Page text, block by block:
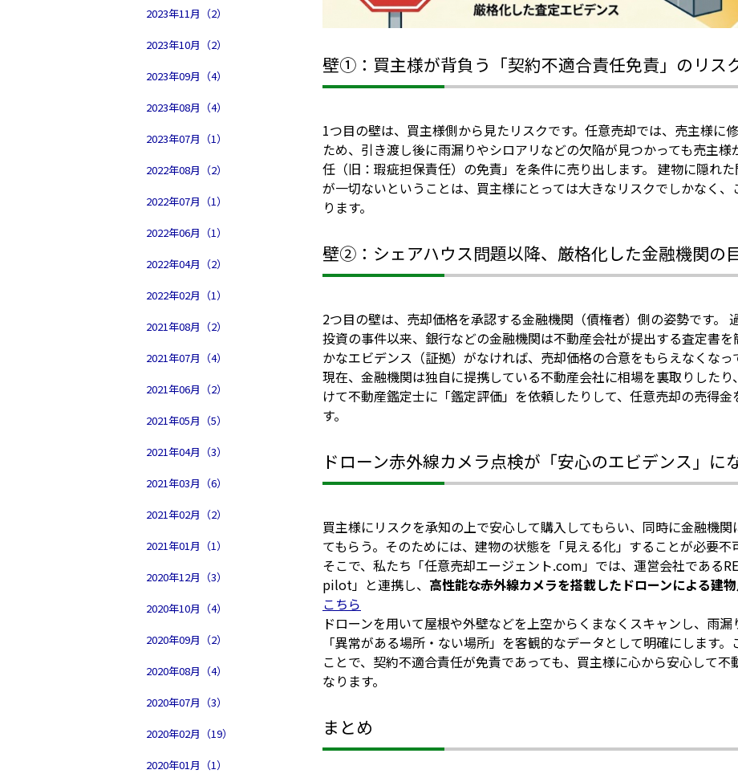
2023年11月（2）
2023年10月（2）
2023年09月（4）
2023年08月（4）
2023年07月（1）
2022年08月（2）
2022年07月（1）
2022年06月（1）
2022年04月（2）
2022年02月（1）
2021年08月（2）
2021年07月（4）
2021年06月（2）
2021年05月（5）
2021年04月（3）
2021年03月（6）
2021年02月（2）
2021年01月（1）
2020年12月（3）
2020年10月（4）
2020年09月（2）
2020年08月（4）
2020年07月（3）
2020年02月（19）
2020年01月（1）
壁①：買主様が背負う「契約不適合責任免責」のリス
1つ目の壁は、買主様側から見たリスクです。任意売却では、売主様に
ため、引き渡し後に雨漏りやシロアリなどの欠陥が見つかっても売主
任（旧：瑕疵担保責任）の免責」を条件に売り出します。 建物に隠れ
が一切ないということは、買主様にとっては大きなリスクでしかなく
ります。
壁②：シェアハウス問題以降、厳格化した金融機関の
2つ目の壁は、売却価格を承認する金融機関（債権者）側の姿勢です。
投資の事件以来、銀行などの金融機関は不動産会社が提出する査定書
かなエビデンス（証拠）がなければ、売却価格の合意をもらえなくなっ
現在、金融機関は独自に提携している不動産会社に相場を裏取りした
けて不動産鑑定士に「鑑定評価」を依頼したりして、任意売却の売得
す。
ドローン赤外線カメラ点検が「安心のエビデンス」に
買主様にリスクを承知の上で安心して購入してもらい、同時に金融機
てもらう。そのためには、建物の状態を「見える化」することが必要不
そこで、私たち「任意売却エージェント.com」では、運営会社である
pilot」と連携し、 高性能な赤外線カメラを搭載したドローンによる建
こちら
ドローンを用いて屋根や外壁などを上空からくまなくスキャンし、雨
「異常がある場所・ない場所」を客観的なデータとして明確にします
ことで、契約不適合責任が免責であっても、買主様に心から安心して
なります。
まとめ